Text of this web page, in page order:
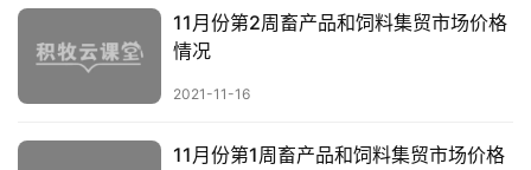
11月份第2周畜产品和饲料集贸市场价格
情况
2021-11-16
11月份第1周畜产品和饲料集贸市场价格